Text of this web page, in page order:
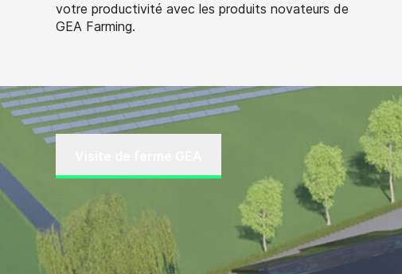
votre productivité avec les produits novateurs de
GEA Farming.